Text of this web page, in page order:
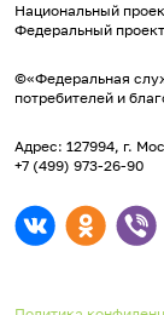
Национальный
Федеральный проект
©«Федеральная
потребителей и
Адрес: 127994, г.
+7 (499) 973-26-90